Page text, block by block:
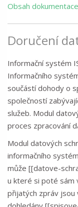
Obsah dokumentace
Doručení
Informační systém
Informačního
součástí dohody o
společností
služeb. Modul
proces zpracování
Modul datových
informačního
může [[datove-
u které si poté sám
přijatých zpráv jsou